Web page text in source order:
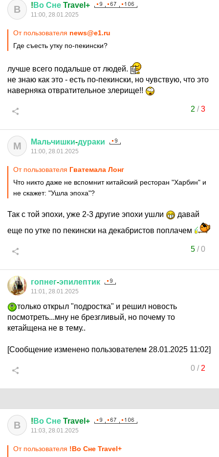
В ! Во Сне Travel+
11:00, 28.01.2025
От пользователя news@e1.ru
Где съесть утку по-пекински?
лучше всего подальше от людей.
не знаю как это - есть по-пекински, но чувствую, что это
наверняка отвратительное злерище!!
2 /3
М Мальчишки-дураки
11:00, 28.01.2025
От пользователя Гватемала Лонг
Что никто даже не вспомнит китайский ресторан "Харбин" и
не скажет: "Ушла эпоха"?
Так с той эпохи, уже 2-3 другие эпохи ушли
давай
еще по утке по пекински на декабристов поплачем
5/0
гопнег-эпилептик
11:01, 28.01.2025
только открыл "подростка" и решил новость
посмотреть...мну не брезгливый, но почему то
кетайщена не в тему..
[Сообщение изменено пользователем 28.01.2025 11:02]
0/ 2
В ! Во Сне Travel+
11:03, 28.01.2025
От пользователя !Во Сне Travel+